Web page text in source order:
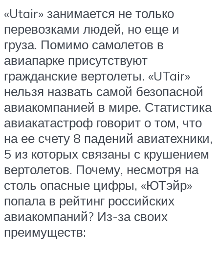
«Utair» занимается не только
перевозками людей, но еще и
груза. Помимо самолетов в
авиапарке присутствуют
гражданские вертолеты. «UTair»
нельзя назвать самой безопасной
авиакомпанией в мире. Статистика
авиакатастроф говорит о том, что
на ее счету 8 падений авиатехники,
5 из которых связаны с крушением
вертолетов. Почему, несмотря на
столь опасные цифры, «ЮТэйр»
попала в рейтинг российских
авиакомпаний? Из-за своих
преимуществ: